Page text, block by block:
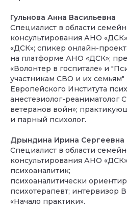
Гульнова Анна Васильевна
Специалист в области
консультирования АНО
«ДСК»; спикер онлайн-
на платформе АНО «ДСК»;
«Волонтер в госпитале» и
участникам СВО и их семьям"
Европейского Института
анестезиолог-реаниматолог
ветеранов войн»;
и парный психолог.
Дрындина Ирина Сергеевна
Специалист в области
консультирования АНО
психоаналитик;
психоаналитически
психотерапевт; интервизор
«Начало практики».